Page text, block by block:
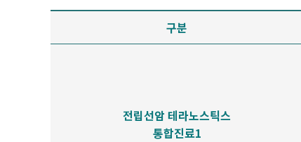
구분
전립선암 테라노스틱스
통합진료1